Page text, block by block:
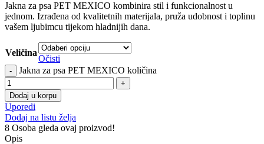
Jakna za psa PET MEXICO kombinira stil i funkcionalnost u
jednom. Izrađena od kvalitetnih materijala, pruža udobnost i toplinu
vašem ljubimcu tijekom hladnijih dana.
Veličina
Očisti
Jakna za psa PET MEXICO količina
Dodaj u korpu
Uporedi
Dodaj na listu želja
8 Osoba gleda ovaj proizvod!
Opis